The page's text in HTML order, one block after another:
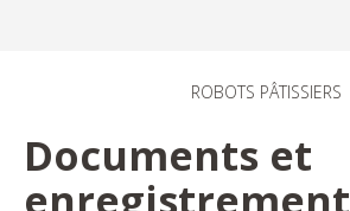
ROBOTS PÂTISSIERS
Documents et